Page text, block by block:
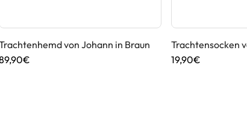
von Johann in Braun
Trachtensocken
19,90€